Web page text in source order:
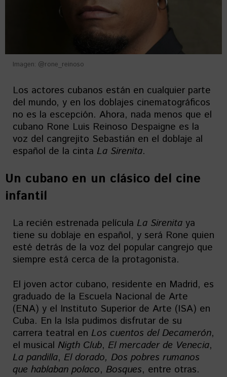
Imagen: @rone_reinoso
Los actores cubanos están en cualquier parte
del mundo, y en los doblajes cinematográficos
no es la escepción. Ahora, nada menos que el
cubano Rone Luis Reinoso Despaigne es la
voz del cangrejito Sebastián en el doblaje al
español de la cinta La Sirenita.
Un cubano en un clásico del cine
infantil
La recién estrenada película La Sirenita ya
tiene su doblaje en español, y será Rone quien
esté detrás de la voz del popular cangrejo que
siempre está cerca de la protagonista.
El joven actor cubano, residente en Madrid, es
graduado de la Escuela Nacional de Arte
(ENA) y el Instituto Superior de Arte (ISA) en
Cuba. En la Isla pudimos disfrutar de su
carrera teatral en Los cuentos del Decamerón,
el musical Nigth Club, El mercader de Venecia,
La pandilla, El dorado, Dos pobres rumanos
que hablaban polaco, Bosques, entre otras.